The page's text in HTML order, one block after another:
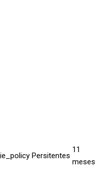
Persitentes
11
meses